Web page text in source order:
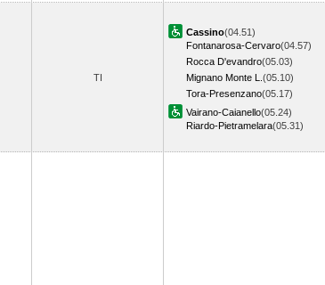
TI
Cassino(04.51)
Fontanarosa-Cervaro(04.57)
Rocca D'evandro(05.03)
Mignano Monte L. (05.10)
Tora-Presenzano(05.17)
Vairano-Caianello(05.24)
Riardo-Pietramelara(05.31)